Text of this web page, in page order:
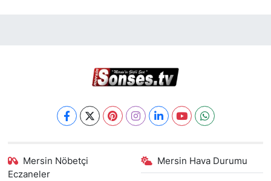
Mersin Nöbetçi
Eczaneler
Mersin Hava Durumu